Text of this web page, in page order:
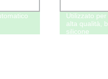
Utilizzato
alta qualità,
silicone